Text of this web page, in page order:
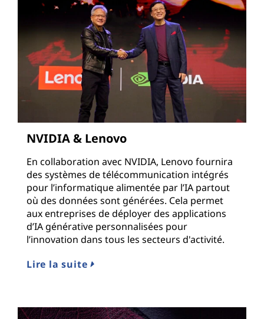
NVIDIA & Lenovo
En collaboration avec NVIDIA, Lenovo fournira
des systèmes de télécommunication intégrés
pour l’informatique alimentée par l’IA partout
où des données sont générées. Cela permet
aux entreprises de déployer des applications
d’IA générative personnalisées pour
l’innovation dans tous les secteurs d'activité.
Lire la suite